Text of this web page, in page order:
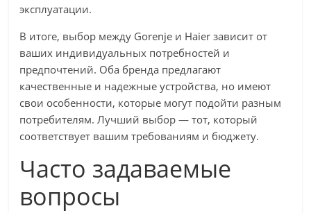
эксплуатации.
В итоге, выбор между Gorenje и Haier зависит от
ваших индивидуальных потребностей и
предпочтений. Оба бренда предлагают
качественные и надежные устройства, но имеют
свои особенности, которые могут подойти разным
потребителям. Лучший выбор — тот, который
соответствует вашим требованиям и бюджету.
Часто задаваемые
вопросы